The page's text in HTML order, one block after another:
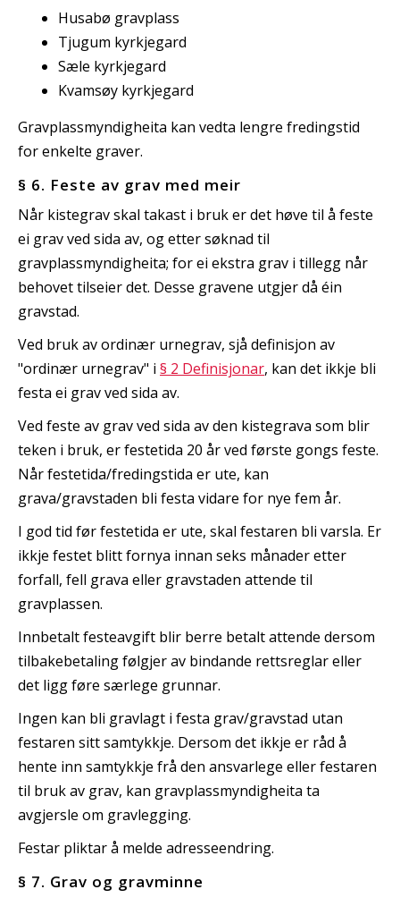
Husabø gravplass
Tjugum kyrkjegard
Sæle kyrkjegard
Kvamsøy kyrkjegard
Gravplassmyndigheita kan vedta lengre fredingstid
for enkelte graver.
§ 6. Feste av grav med meir
Når kistegrav skal takast i bruk er det høve til å feste
ei grav ved sida av, og etter søknad til
gravplassmyndigheita; for ei ekstra grav i tillegg når
behovet tilseier det. Desse gravene utgjer då éin
gravstad.
Ved bruk av ordinær urnegrav, sjå definisjon av
"ordinær urnegrav" i § 2 Definisjonar, kan det ikkje bli
festa ei grav ved sida av.
Ved feste av grav ved sida av den kistegrava som blir
teken i bruk, er festetida 20 år ved første gongs feste.
Når festetida/fredingstida er ute, kan
grava/gravstaden bli festa vidare for nye fem år.
I god tid før festetida er ute, skal festaren bli varsla. Er
ikkje festet blitt fornya innan seks månader etter
forfall, fell grava eller gravstaden attende til
gravplassen.
Innbetalt festeavgift blir berre betalt attende dersom
tilbakebetaling følgjer av bindande rettsreglar eller
det ligg føre særlege grunnar.
Ingen kan bli gravlagt i festa grav/gravstad utan
festaren sitt samtykkje. Dersom det ikkje er råd å
hente inn samtykkje frå den ansvarlege eller festaren
til bruk av grav, kan gravplassmyndigheita ta
avgjersle om gravlegging.
Festar pliktar å melde adresseendring.
§ 7. Grav og gravminne